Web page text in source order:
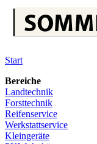
Start
Bereiche
Landtechnik
Forsttechnik
Reifenservice
Werkstattservice
Kleingeräte